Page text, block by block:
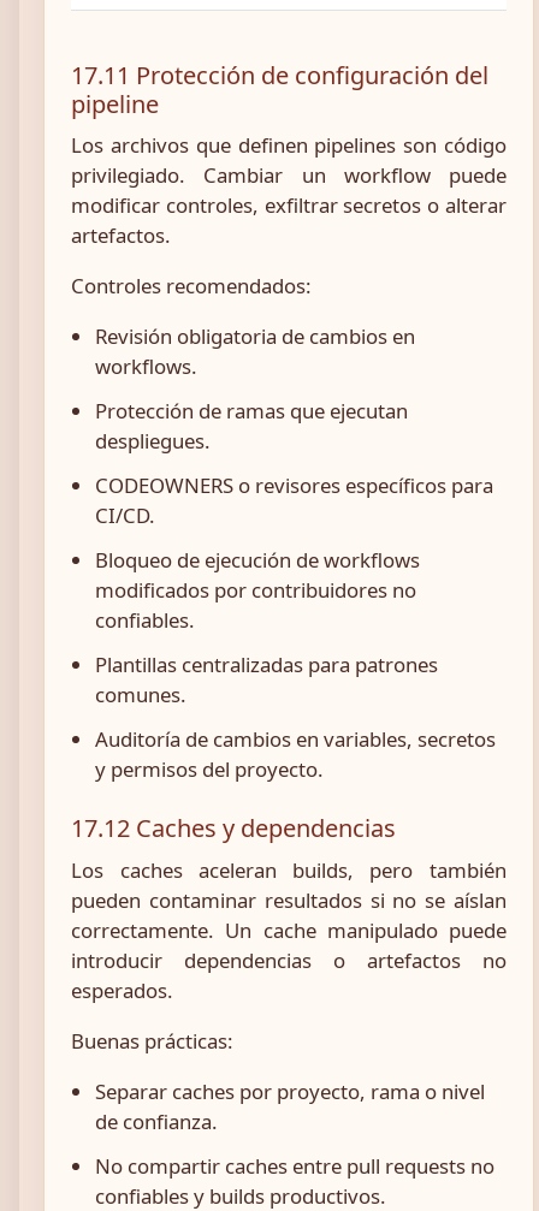
17.11 Protección de configuración del
pipeline
Los archivos que definen pipelines son código
privilegiado. Cambiar un workflow puede
modificar controles, exfiltrar secretos o alterar
artefactos.
Controles recomendados:
Revisión obligatoria de cambios en
workflows.
Protección de ramas que ejecutan
despliegues.
CODEOWNERS o revisores específicos para
CI/CD.
Bloqueo de ejecución de workflows
modificados por contribuidores no
confiables.
Plantillas centralizadas para patrones
comunes.
Auditoría de cambios en variables, secretos
y permisos del proyecto.
17.12 Caches y dependencias
Los caches aceleran builds, pero también
pueden contaminar resultados si no se aíslan
correctamente. Un cache manipulado puede
introducir dependencias o artefactos no
esperados.
Buenas prácticas:
Separar caches por proyecto, rama o nivel
de confianza.
No compartir caches entre pull requests no
confiables y builds productivos.